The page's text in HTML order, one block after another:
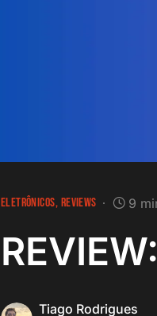
ELETRÔNICOS REVIEWS 9
Tiago Rodrigues